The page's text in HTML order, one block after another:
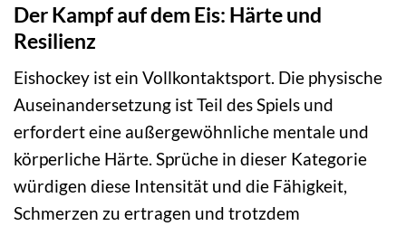
Der Kampf auf dem Eis: Härte und
Resilienz
Eishockey ist ein Vollkontaktsport. Die physische
Auseinandersetzung ist Teil des Spiels und
erfordert eine außergewöhnliche mentale und
körperliche Härte. Sprüche in dieser Kategorie
würdigen diese Intensität und die Fähigkeit,
Schmerzen zu ertragen und trotzdem